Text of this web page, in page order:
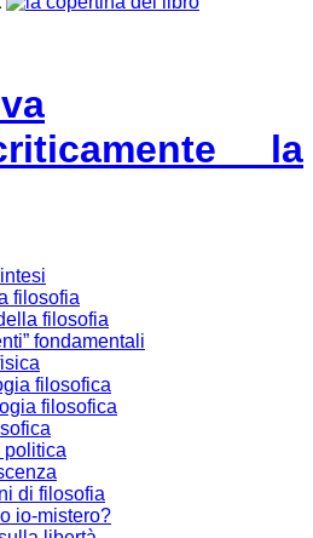
la
filosofia
filosofia
fondamentali
filosofica
filosofica
politica
di filosofia
io-mistero?